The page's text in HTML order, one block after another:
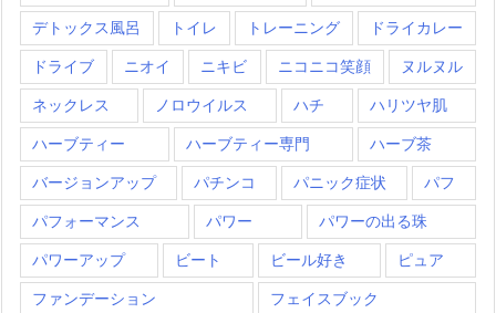
デトックス風呂 トイレ トレーニング ドライカレー
ドライブ ニオイ ニキビ ニコニコ笑顔 ヌルヌル
ネックレス ノロウイルス ハチ ハリツヤ肌
ハーブティー ハーブティー専門 ハーブ茶
バージョンアップ パチンコ パニック症状 パフ
パフォーマンス パワー パワーの出る珠
パワーアップ ビート ビール好き ピュア
ファンデーション フェイスブック